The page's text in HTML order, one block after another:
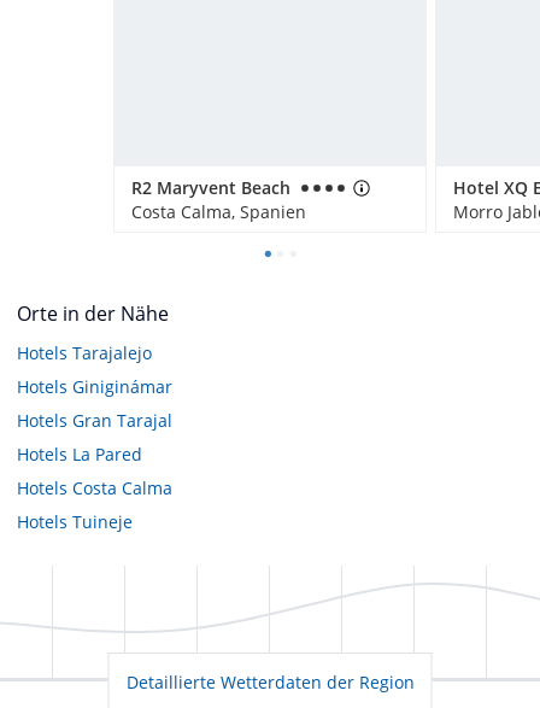
R2 Maryvent Beach
Costa Calma, Spanien
Morro
Orte in der Nähe
Hotels Tarajalejo
Hotels Giniginámar
Hotels Gran Tarajal
Hotels La Pared
Hotels Costa Calma
Hotels Tuineje
Detaillierte Wetterdaten der Region